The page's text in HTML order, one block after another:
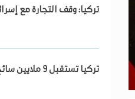
تركيا: وقف التجارة مع
تركيا تستقبل 9 ملايين سائح بالربع الأول من 2024